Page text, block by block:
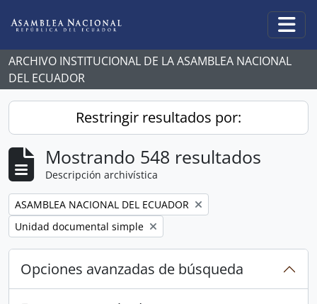
ARCHIVO INSTITUCIONAL DE LA ASAMBLEA NACIONAL
DEL ECUADOR
Restringir resultados por:
Mostrando 548 resultados
Descripción archivística
Remove filter:
ASAMBLEA NACIONAL DEL ECUADOR
Remove filter:
Unidad documental simple
Opciones avanzadas de búsqueda